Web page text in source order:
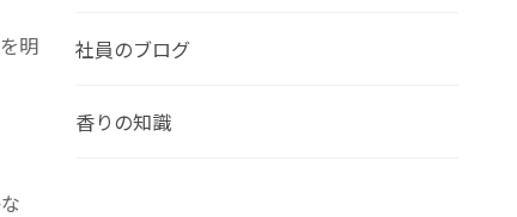
明
社員のブログ
香りの知識